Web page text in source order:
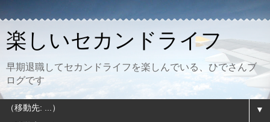
楽しいセカンドライフ
早期退職してセカンドライフを楽しんでいる、ひでさんブ
ログです
▼